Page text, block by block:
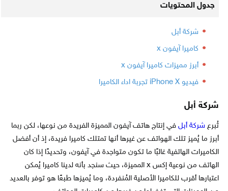
جدول المحتويات
شركة أبل
كاميرا آيفون x
أبرز مميزات كاميرا آيفون x
فيديو iPhone X تجربة اداء الكاميرا
شركة أبل
تُبرع شركة أبلفي إنتاج هاتف آيفون المميزة الفريدة من نوعها، لكن ربما
أبرز ما يُميز تلك الهواتف عن غيرها أنها تمتلك كاميرا فريدة، إذ أن أفضل
الكاميرات الهاتفية غالبًا ما تكون متواجدة في آيفون، وتحديدًا إذا كان
الهاتف من نوعية إكس x المميزة، حيث سنجد بأنه لدينا كاميرا يُمكن
اعتبارها أقرب للكاميرا الأصلية المُنفردة، وما يُميزها طبعًا هو توفر بالعديد